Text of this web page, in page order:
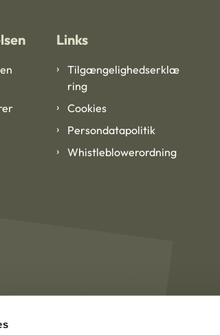
Links
Tilgængelighedserklæ
ring
Cookies
Persondatapolitik
Whistleblowerordning